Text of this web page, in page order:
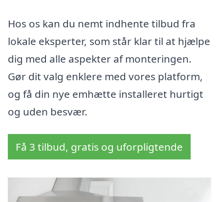
Hos os kan du nemt indhente tilbud fra
lokale eksperter, som står klar til at hjælpe
dig med alle aspekter af monteringen.
Gør dit valg enklere med vores platform,
og få din nye emhætte installeret hurtigt
og uden besvær.
Få 3 tilbud, gratis og uforpligtende